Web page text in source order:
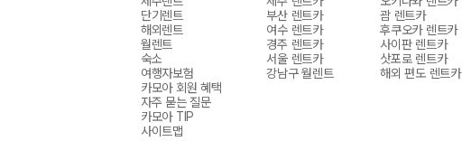
단기렌트
해외렌트
월렌트
숙소
여행자보험
카모아 회원 혜택
자주 묻는 질문
카모아 TIP
사이트맵
부산 렌트카
여수 렌트카
경주 렌트카
서울 렌트카
강남구 월렌트
괌 렌트카
후쿠오카 렌트카
사이판 렌트카
삿포로 렌트카
해외 편도 렌트카